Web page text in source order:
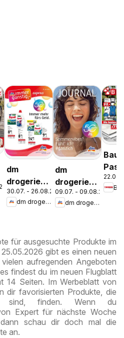
dm
drogerie
markt
Journal
30.07. - 26.08.2026
dm drogerie markt
dm
drogerie
markt
Journal
09.07. - 09.08.2026
dm drogerie markt
22.07.
für ausgesuchte Produkte im
gibt es einen neuen
aufregenden Angeboten
findest du im neuen Flugblatt
14 Seiten. Im Werbeblatt von
dir favorisierten Produkte, die
sind, finden. Wenn du
Expert für nächste Woche
schau dir doch mal die
an.